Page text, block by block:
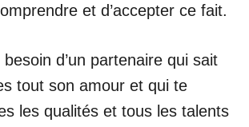
et d’accepter ce fait.
d’un partenaire qui sait
tout son amour et qui te
les qualités et tous les talents